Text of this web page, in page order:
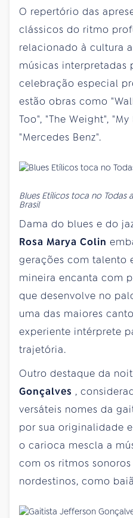
O repertório das
clássicos do ritmo
relacionado à cultura
músicas interpretadas
celebração especial
estão obras como
Too", "The Weight",
"Mercedes Benz".
Blues Etílicos toca no Todas
Brasil
Dama do blues e do
Rosa Marya Colin
gerações com talento
mineira encanta com
que desenvolve no
uma das maiores
experiente intérprete
trajetória.
Outro destaque da
Gonçalves ,
versáteis nomes da
por sua originalidade
o carioca mescla a
com os ritmos
nordestinos, como